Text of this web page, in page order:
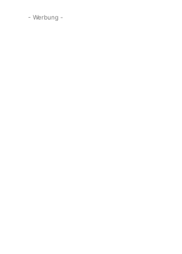
- Werbung -